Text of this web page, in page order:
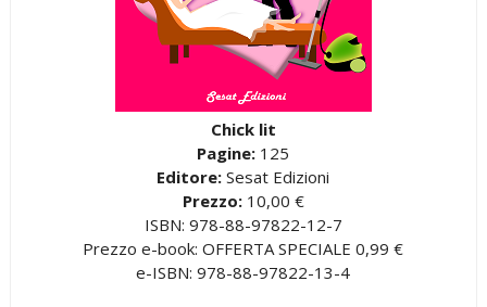
Chick lit
Pagine: 125
Editore: Sesat Edizioni
Prezzo: 10,00 €
ISBN: 978-88-97822-12-7
Prezzo e-book: OFFERTA SPECIALE 0,99 €
e-ISBN: 978-88-97822-13-4